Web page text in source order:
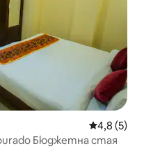
Средна
4,8 (5)
Бюджетна стая